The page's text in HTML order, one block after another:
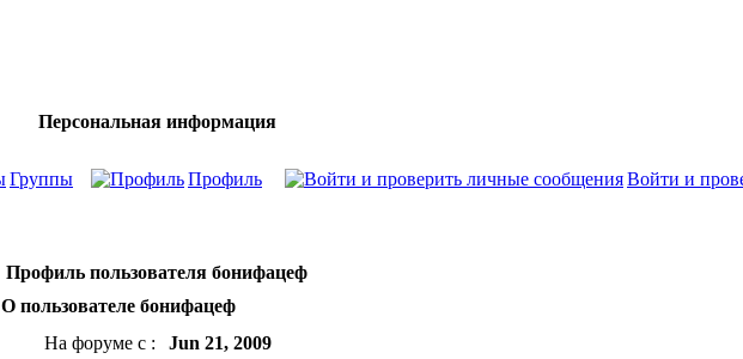
Персональная информация
Группы Профиль Войти и
Профиль пользователя бонифацеф
О пользователе бонифацеф
На форуме с :
Jun 21, 2009